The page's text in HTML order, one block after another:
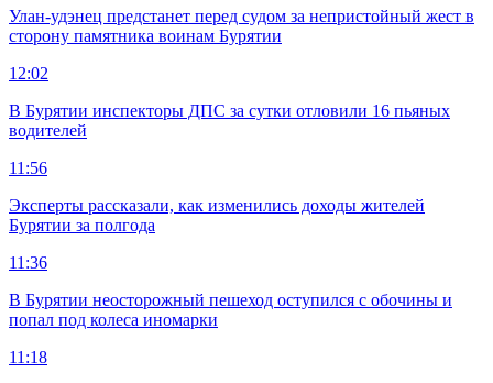
Улан-удэнец предстанет перед судом за непристойный жест в
сторону памятника воинам Бурятии
12:02
В Бурятии инспекторы ДПС за сутки отловили 16 пьяных
водителей
11:56
Эксперты рассказали, как изменились доходы жителей
Бурятии за полгода
11:36
В Бурятии неосторожный пешеход оступился с обочины и
попал под колеса иномарки
11:18